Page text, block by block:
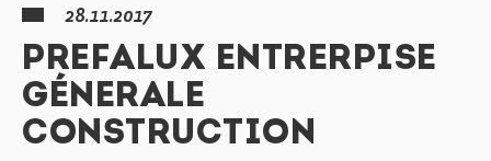
28.11.2017
PREFALUX ENTRERPISE
GÉNERALE
CONSTRUCTION